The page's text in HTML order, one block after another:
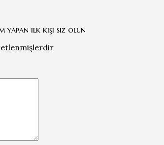
yapan ilk kişi siz olun